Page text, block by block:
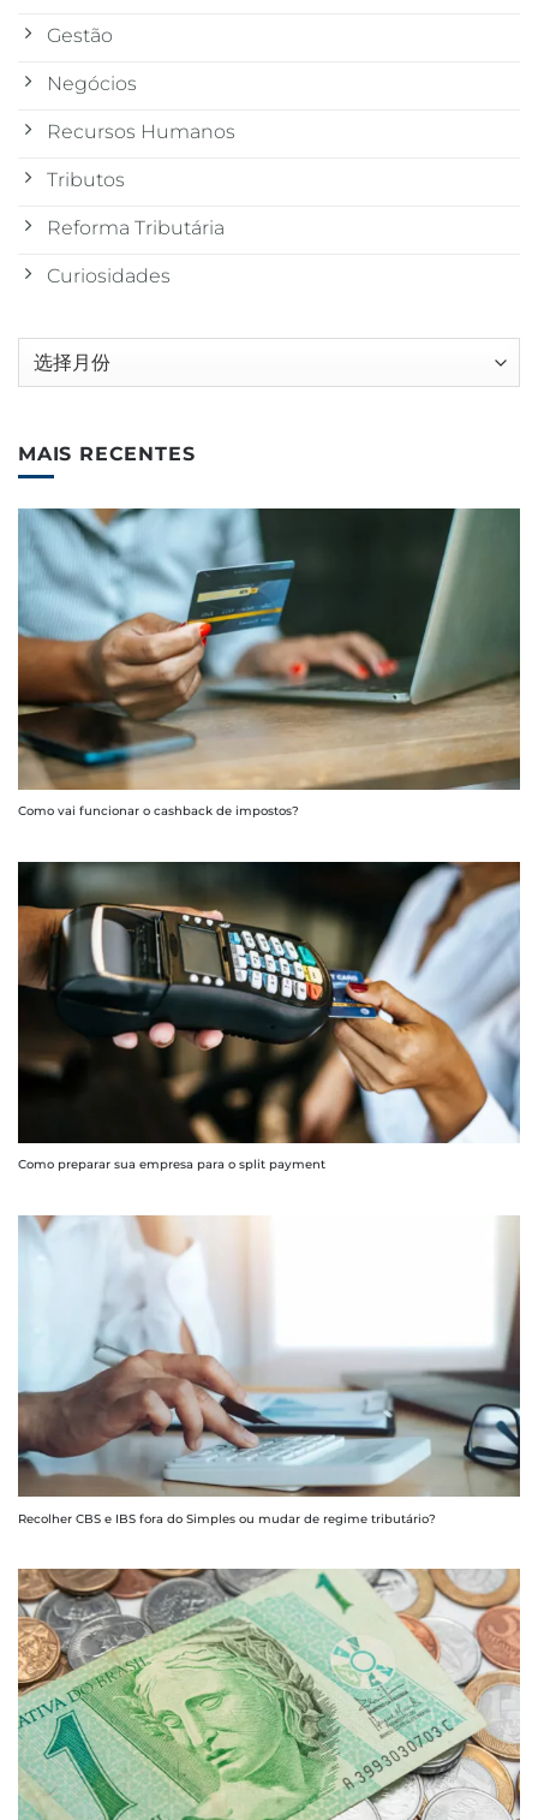
Gestão
Negócios
Recursos Humanos
Tributos
Reforma Tributária
Curiosidades
MAIS RECENTES
Como vai funcionar o cashback de impostos?
Como preparar sua empresa para o split payment
Recolher CBS e IBS fora do Simples ou mudar de regime tributário?